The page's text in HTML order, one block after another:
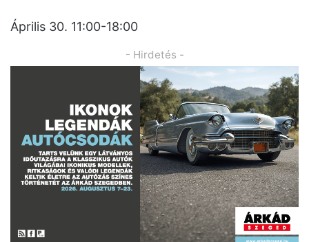
Április 30. 11:00-18:00
- Hirdetés -